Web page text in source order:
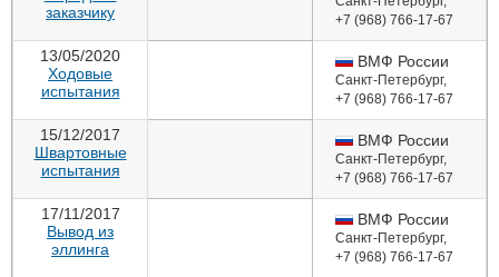
заказчику
+7 (968) 766-17-67
13/05/2020
Ходовые
испытания
ВМФ России
Санкт-Петербург,
+7 (968) 766-17-67
15/12/2017
Швартовные
испытания
ВМФ России
Санкт-Петербург,
+7 (968) 766-17-67
17/11/2017
Вывод из
эллинга
ВМФ России
Санкт-Петербург,
+7 (968) 766-17-67